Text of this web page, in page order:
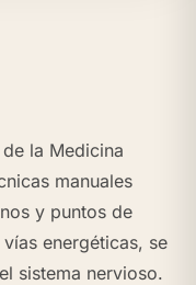
la Medicina
manuales
y puntos de
energéticas, se
sistema nervioso.